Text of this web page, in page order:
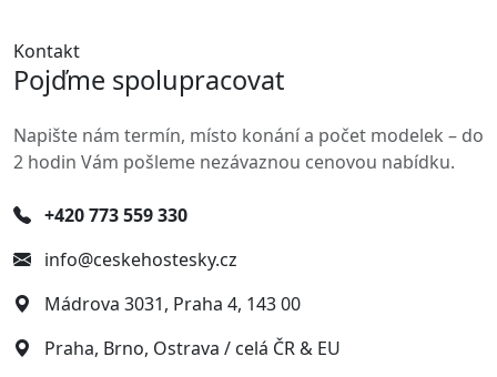
Kontakt
Pojďme spolupracovat
Napište nám termín, místo konání a počet modelek – do
2 hodin Vám pošleme nezávaznou cenovou nabídku.
+420 773 559 330
info@ceskehostesky.cz
Mádrova 3031, Praha 4, 143 00
Praha, Brno, Ostrava / celá ČR & EU